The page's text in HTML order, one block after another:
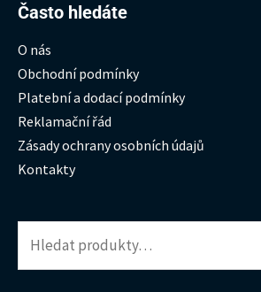
Často hledáte
O nás
Obchodní podmínky
Platební a dodací podmínky
Reklamační řád
Zásady ochrany osobních údajů
Kontakty
Hledat: